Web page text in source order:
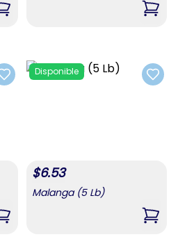
,Platanos Burros (2 Manos) ,
Add to favorites
,Pepino (5 Lb)
Add
Disponible
$6.53
Malanga (5 Lb)
,